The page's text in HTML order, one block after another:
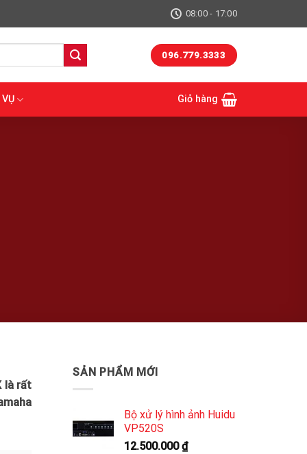
08:00 - 17:00
096.779.3333
Giỏ hàng
là rất
SẢN PHẨM MỚI
Bộ xử lý hình ảnh Huidu
VP520S
12.500.000₫